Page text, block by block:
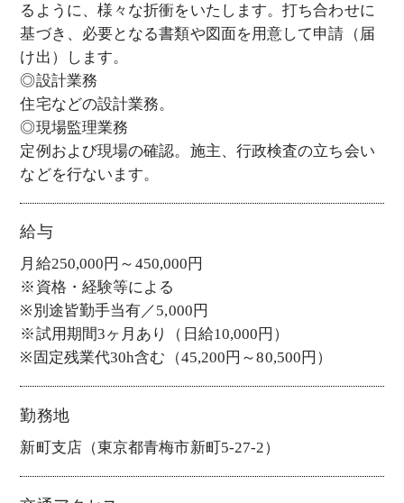
るように、様々な折衝をいたします。打ち合わせに
基づき、必要となる書類や図面を用意して申請（届
け出）します。
◎設計業務
住宅などの設計業務。
◎現場監理業務
定例および現場の確認。施主、行政検査の立ち会い
などを行ないます。
給与
月給250,000円～450,000円
※資格・経験等による
※別途皆勤手当有／5,000円
※試用期間3ヶ月あり（日給10,000円）
※固定残業代30h含む（45,200円～80,500円）
勤務地
新町支店（東京都青梅市新町5-27-2）